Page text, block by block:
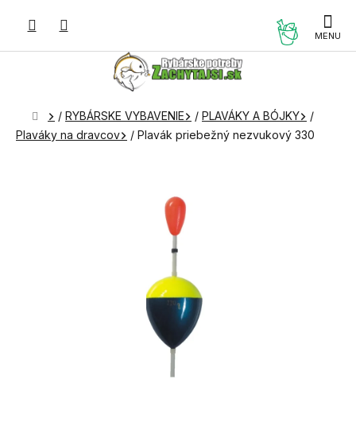
Domov
/ RYBÁRSKE VYBAVENIE / PLAVÁKY A BÓJKY
/
Plaváky na dravcov
/ Plavák priebežný nezvukový 330